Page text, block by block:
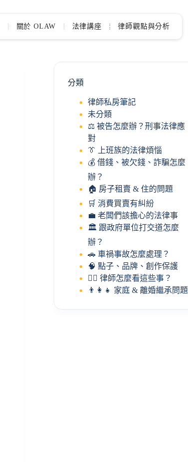
關於 OLAW 法律講座 律師觀點與分析
分類
律師私房筆記
未分類
⚖️ 被告怎麼辦？刑事法律應
對
👔 上班族的法律煩惱
💰 借錢、被欠錢、詐騙怎麼
辦？
🏠 房子租賣 & 住的問題
🛒 消費買賣有糾紛
💼 老闆們該擔心的法律事
🏛️ 跟政府單位打交道怎麼
辦？
🚗 車禍事故怎麼處理？
🧠 點子、品牌、創作保護
🧑‍⚖️ 律師怎麼看這些事？
👨‍👩‍👧 家庭 & 離婚繼承問題